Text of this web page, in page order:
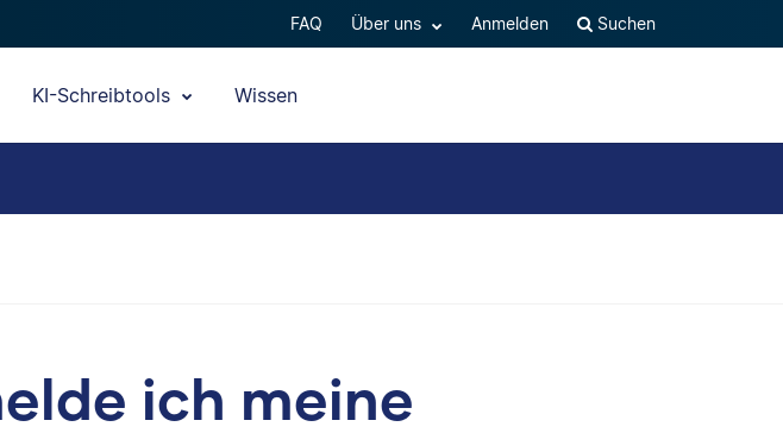
FAQ Über uns Anmelden Suchen
KI-Schreibtools Wissen
ich meine